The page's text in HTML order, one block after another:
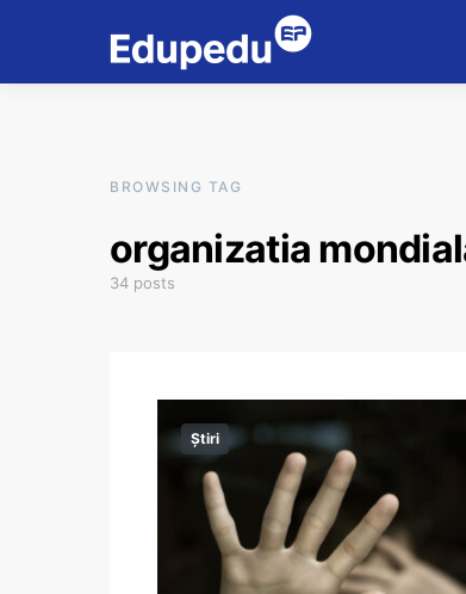
BROWSING TAG
organizatia
34 posts
Știri